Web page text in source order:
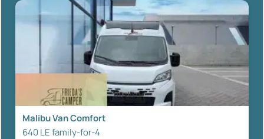
Malibu Van Comfort
640 LE family-for-4